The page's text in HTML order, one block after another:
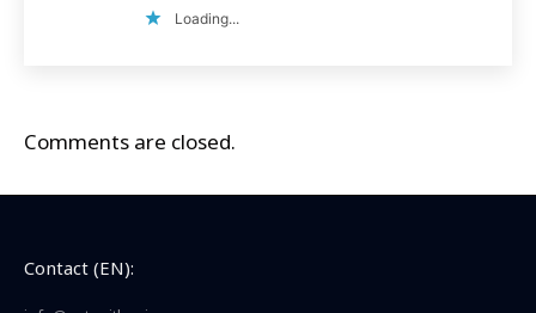
Loading...
Comments are closed.
Contact (EN):